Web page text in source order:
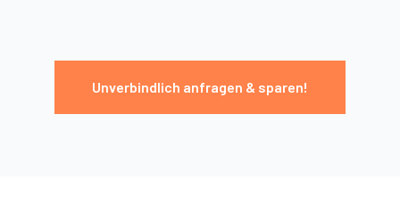
Unverbindlich anfragen & sparen!